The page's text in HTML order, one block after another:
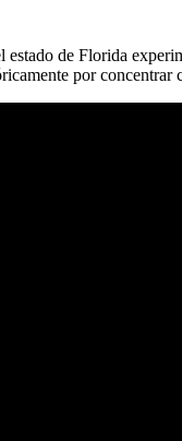
de Florida
por concentrar